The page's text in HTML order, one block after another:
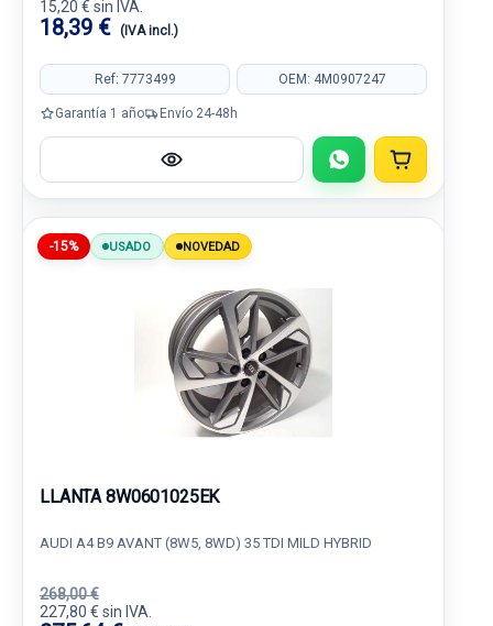
15,20 € sin IVA.
18,39 € (IVA incl.)
Ref: 7773499 OEM: 4M0907247
Garantía 1 año Envío 24-48h
-15% USADO NOVEDAD
LLANTA 8W0601025EK
AUDI A4 B9 AVANT (8W5, 8WD) 35 TDI MILD HYBRID
268,00 €
227,80 € sin IVA.